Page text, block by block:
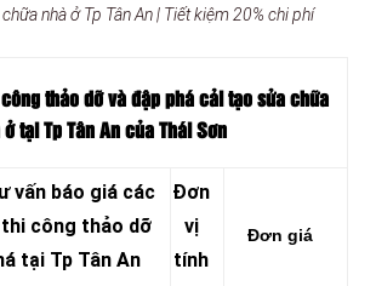
nhà ở Tp Tân An | Tiết kiệm 20% chi phí
thảo dỡ và đập phá cải tạo sửa chữa
ở tại Tp Tân An của Thái Sơn
vấn báo giá các
công thảo dỡ
tại Tp Tân An
Đơn
vị
tính
Đơn giá